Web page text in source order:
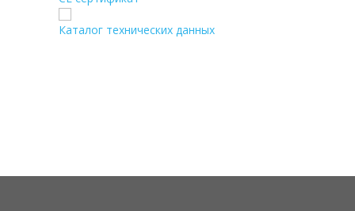
Каталог технических данных